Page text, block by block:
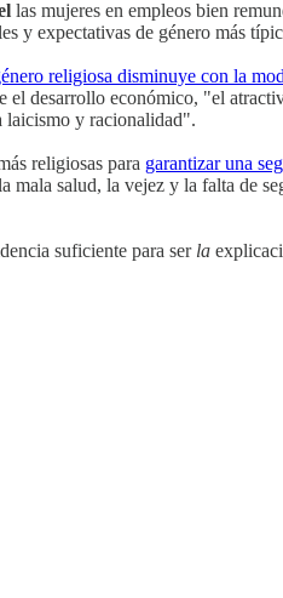
las mujeres en empleos bien
y expectativas de género más
religiosa disminuye con la
el desarrollo económico, "el
laicismo y racionalidad".
religiosas para garantizar una
mala salud, la vejez y la falta de
suficiente para ser la